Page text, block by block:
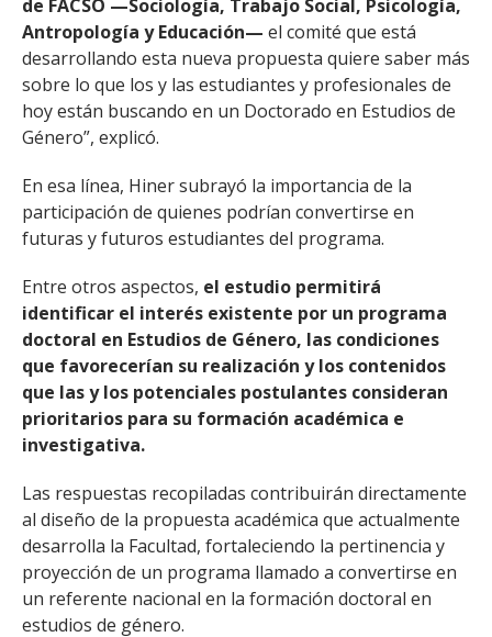
de FACSO —Sociología, Trabajo Social, Psicología,
Antropología y Educación— el comité que está
desarrollando esta nueva propuesta quiere saber más
sobre lo que los y las estudiantes y profesionales de
hoy están buscando en un Doctorado en Estudios de
Género”, explicó.
En esa línea, Hiner subrayó la importancia de la
participación de quienes podrían convertirse en
futuras y futuros estudiantes del programa.
Entre otros aspectos, el estudio permitirá
identificar el interés existente por un programa
doctoral en Estudios de Género, las condiciones
que favorecerían su realización y los contenidos
que las y los potenciales postulantes consideran
prioritarios para su formación académica e
investigativa.
Las respuestas recopiladas contribuirán directamente
al diseño de la propuesta académica que actualmente
desarrolla la Facultad, fortaleciendo la pertinencia y
proyección de un programa llamado a convertirse en
un referente nacional en la formación doctoral en
estudios de género.